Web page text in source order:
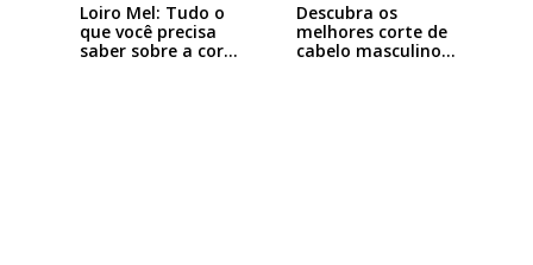
Loiro Mel: Tudo o
que você precisa
saber sobre a cor…
Descubra os
melhores corte de
cabelo masculino…